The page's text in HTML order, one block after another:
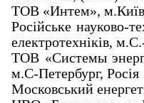
ТОВ «Интем»,
Російське науково-
електротехніків,
ТОВ «Системы
м.С-Петербург, Росія
Московський